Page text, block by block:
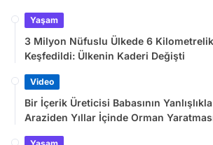
Yaşam
3 Milyon Nüfuslu Ülkede 6 Kilometrelik
Keşfedildi: Ülkenin Kaderi Değişti
Video
Bir İçerik Üreticisi Babasının Yanlışlıkla
Araziden Yıllar İçinde Orman